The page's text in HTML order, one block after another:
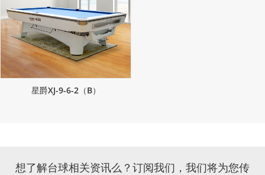
星爵XJ-9-6-2（B）
想了解台球相关资讯么？订阅我们，我们将为您传